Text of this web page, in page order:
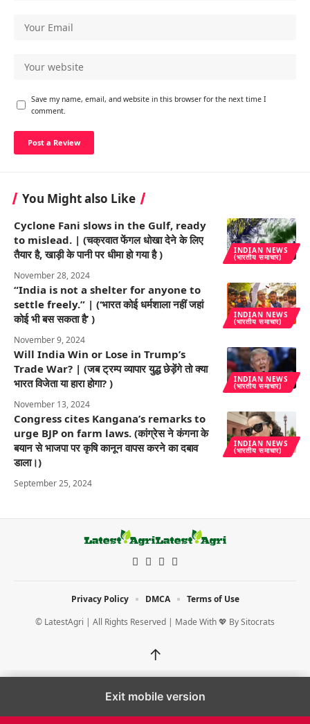
Save my name, email, and website in this browser for the next time I
comment.
You Might also Like
INDIAN NEWS
(भारतीय समाचार)
Cyclone Fani slows in the Gulf, ready
to mislead. | (चक्रवात फेंगल धोखा देने के लिए
तैयार है, खाड़ी के पानी पर धीमा हो गया है )
November 28, 2024
INDIAN NEWS
(भारतीय समाचार)
“India is not a shelter for anyone to
settle freely.” | (‘भारत कोई धर्मशाला नहीं जहां
कोई भी बस सकता है’ )
November 9, 2024
INDIAN NEWS
(भारतीय समाचार)
Will India Win or Lose in Trump’s
Trade War? | (जब ट्रम्प व्यापार युद्ध छेड़ेंगे तो क्या
भारत विजेता या हारा होगा? )
November 13, 2024
INDIAN NEWS
(भारतीय समाचार)
Congress cites Kangana’s remarks to
urge BJP on farm laws. (कांग्रेस ने कंगना के
बयान से भाजपा पर कृषि कानून वापस करने का दबाव
डाला।)
September 25, 2024
© LatestAgri | All Rights Reserved | Made With 💖 BySitocrats
Privacy Policy DMCA Terms of Use
↑
Exit mobile version